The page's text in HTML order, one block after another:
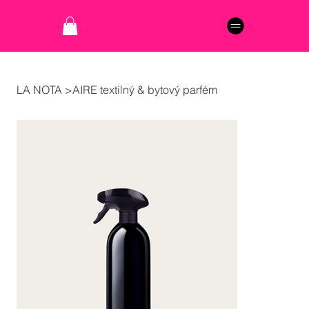
LA NOTA >AIRE textilný & bytový parfém